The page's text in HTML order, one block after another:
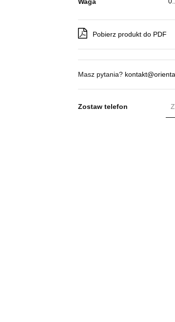
Pobierz produkt do PDF
Masz pytania?
Zostaw telefon